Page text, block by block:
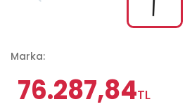
Marka:
76.287,84TL